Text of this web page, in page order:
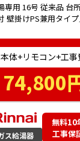
専用 16号 従来品 台
壁掛けPS兼用タイ
本体+リモコン+工
74,800
ス給湯器
無料10
工事保